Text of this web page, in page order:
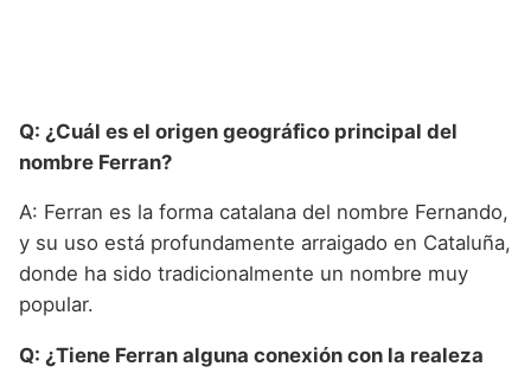
Q: ¿Cuál es el origen geográfico principal del
nombre Ferran?
A: Ferran es la forma catalana del nombre Fernando,
y su uso está profundamente arraigado en Cataluña,
donde ha sido tradicionalmente un nombre muy
popular.
Q: ¿Tiene Ferran alguna conexión con la realeza